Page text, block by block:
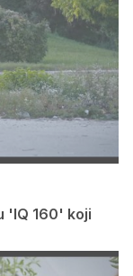
'IQ 160' koji